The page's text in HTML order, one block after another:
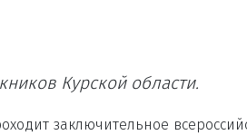
Курской области.
заключительное